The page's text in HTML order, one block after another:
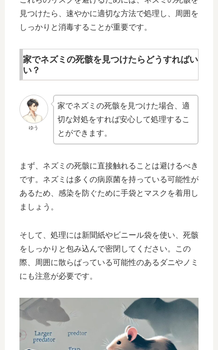
見つけたら、速やかに適切な方法で処理し、周囲を
しっかりと消毒することが重要です。
家でネズミの死骸を見つけたらどうすればい
い？
ゆう
家でネズミの死骸を見つけた場合、適
切な対処をすれば安心して処理するこ
とができます。
まず、ネズミの死骸に直接触れることは避けるべき
です。ネズミは多くの病原菌を持っている可能性が
あるため、感染を防ぐために手袋とマスクを着用し
ましょう。
そして、処理には新聞紙やビニール袋を使い、死骸
をしっかりと包み込んで密閉してください。この
際、周囲に散らばっている可能性のあるダニやノミ
にも注意が必要です。